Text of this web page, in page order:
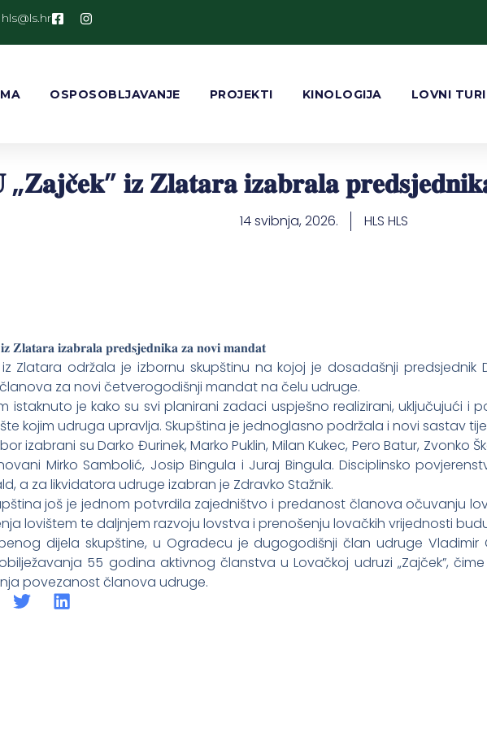
rh.sl
@slh
OSPOSOBLJAVANJE PROJEKTI KINOLOGIJA LOVNI
𝐢𝐳 𝐙𝐥𝐚𝐭𝐚𝐫𝐚 𝐢𝐳𝐚𝐛𝐫𝐚𝐥𝐚
14 svibnja, 2026. HLS HLS
𝐙𝐥𝐚𝐭𝐚𝐫𝐚 𝐢𝐳𝐚𝐛𝐫𝐚𝐥𝐚 𝐩𝐫𝐞𝐝𝐬𝐣𝐞𝐝𝐧𝐢𝐤𝐚 𝐳𝐚 𝐧𝐨𝐯𝐢 𝐦𝐚𝐧𝐝𝐚𝐭
iz Zlatara održala je izbornu skupštinu na kojoj je dosadašnji
za novi četverogodišnji mandat na čelu udruge.
istaknuto je kako su svi planirani zadaci uspješno realizirani, uključujući i
kojim udruga upravlja. Skupština je jednoglasno podržala i novi sastav
izabrani su Darko Đurinek, Marko Puklin, Milan Kukec, Pero Batur, Zvonko
Mirko Sambolić, Josip Bingula i Juraj Bingula. Disciplinsko
a za likvidatora udruge izabran je Zdravko Stažnik.
još je jednom potvrdila zajedništvo i predanost članova očuvanju
lovištem te daljnjem razvoju lovstva i prenošenju lovačkih vrijednosti
dijela skupštine, u Ogradecu je dugogodišnji član udruge
55 godina aktivnog članstva u Lovačkoj udruzi „Zajček”,
povezanost članova udruge.